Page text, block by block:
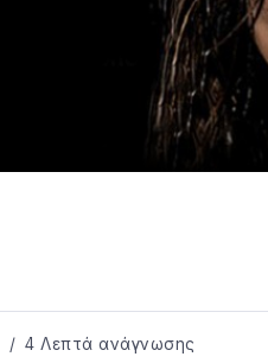
4 Λεπτά ανάγνωσης